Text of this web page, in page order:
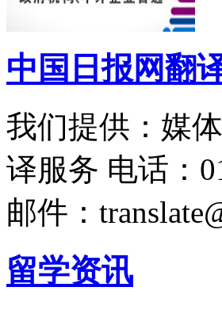
中国日报网翻
我们提供：媒
译服务 电话：
邮件：
留学资讯